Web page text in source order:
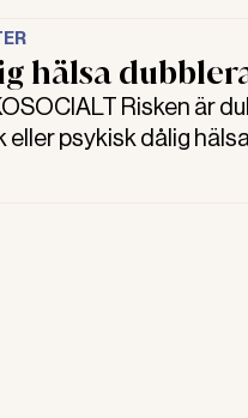
hälsa
Risken är
eller psykisk dålig